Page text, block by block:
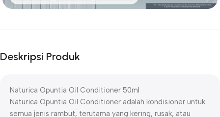
Deskripsi Produk
Naturica Opuntia Oil Conditioner 50ml
Naturica Opuntia Oil Conditioner adalah kondisioner untuk
semua jenis rambut, terutama yang kering, rusak, atau